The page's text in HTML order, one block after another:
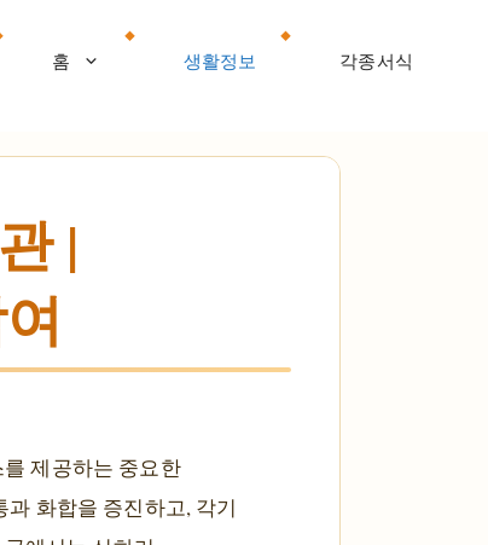
홈 생활정보 각종서식
|
제공하는 중요한
화합을 증진하고, 각기